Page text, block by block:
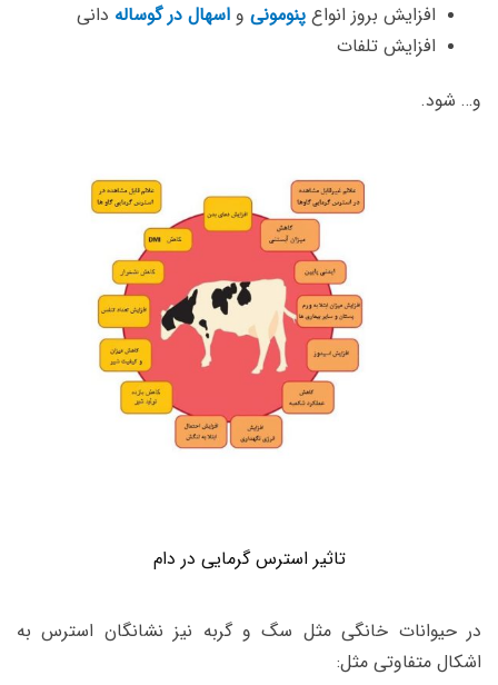
افزایش بروز انواع پنومونی واسهال در گوساله دانی
افزایش تلفات
و… شود.
تاثیر استرس گرمایی در دام
در حیوانات خانگی مثل سگ و گربه نیز نشانگان استرس به
اشکال متفاوتی مثل: